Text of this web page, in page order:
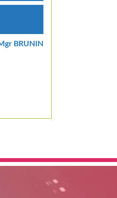
BRUNIN